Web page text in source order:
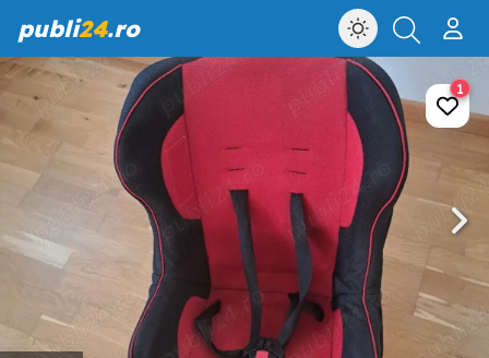
publi24.ro
1